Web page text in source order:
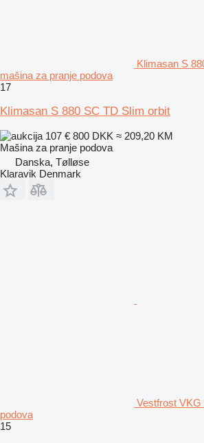
Klimasan S
mašina za pranje podova
17
Klimasan S 880 SC TD Slim orbit
107 € 800 DKK ≈ 209,20 KM
Mašina za pranje podova
Danska, Tølløse
Klaravik Denmark
Vestfrost VKG
podova
15